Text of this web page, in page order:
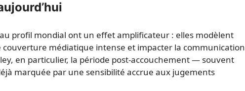
profil mondial ont un effet amplificateur : elles modèlent
couverture médiatique intense et impacter la communication
en particulier, la période post-accouchement — souvent
marquée par une sensibilité accrue aux jugements